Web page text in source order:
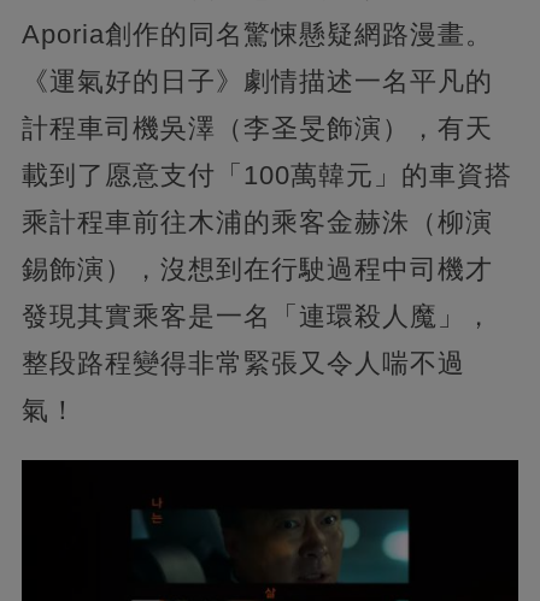
Aporia創作的同名驚悚懸疑網路漫畫。
《運氣好的日子》劇情描述一名平凡的
計程車司機吳澤（李圣旻飾演），有天
載到了愿意支付「100萬韓元」的車資搭
乘計程車前往木浦的乘客金赫洙（柳演
錫飾演），沒想到在行駛過程中司機才
發現其實乘客是一名「連環殺人魔」，
整段路程變得非常緊張又令人喘不過
氣！